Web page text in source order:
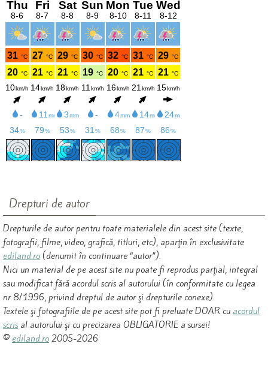
Drepturi de autor
Drepturile de autor pentru toate materialele din acest site (texte,
fotografii, filme, video, grafică, titluri, etc), aparţin în exclusivitate
ediland.ro (denumit în continuare “autor”).
Nici un material de pe acest site nu poate fi reprodus parţial, integral
sau modificat fără acordul scris al autorului (în conformitate cu legea
nr 8/1996, privind dreptul de autor şi drepturile conexe).
Textele şi fotografiile de pe acest site pot fi preluate DOAR cu acordul
scris al autorului şi cu precizarea OBLIGATORIE a sursei!
© ediland.ro 2005-2026